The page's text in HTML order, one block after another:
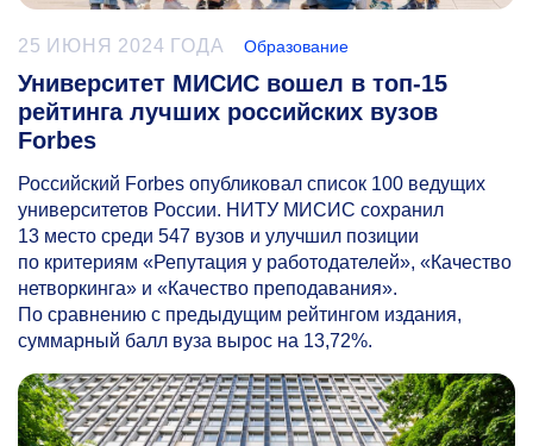
25 ИЮНЯ 2024 ГОДА Образование
Университет МИСИС вошел в топ-15
рейтинга лучших российских вузов
Forbes
Российский Forbes опубликовал список 100 ведущих
университетов России. НИТУ МИСИС сохранил
13 место среди 547 вузов и улучшил позиции
по критериям «Репутация у работодателей», «Качество
нетворкинга» и «Качество преподавания».
По сравнению с предыдущим рейтингом издания,
суммарный балл вуза вырос на 13,72%.